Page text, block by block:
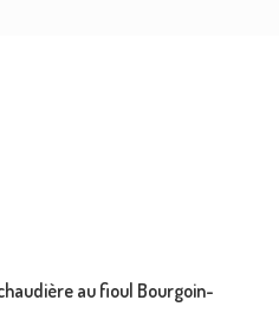
au fioul Bourgoin-